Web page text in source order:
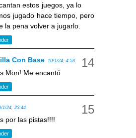
estos juegos, ya lo
jugado hace tiempo, pero
la pena volver a jugarlo.
Con Base 10/1/24, 4:53
Mon! Me encantó
1/24, 23:44
por las pistas!!!!